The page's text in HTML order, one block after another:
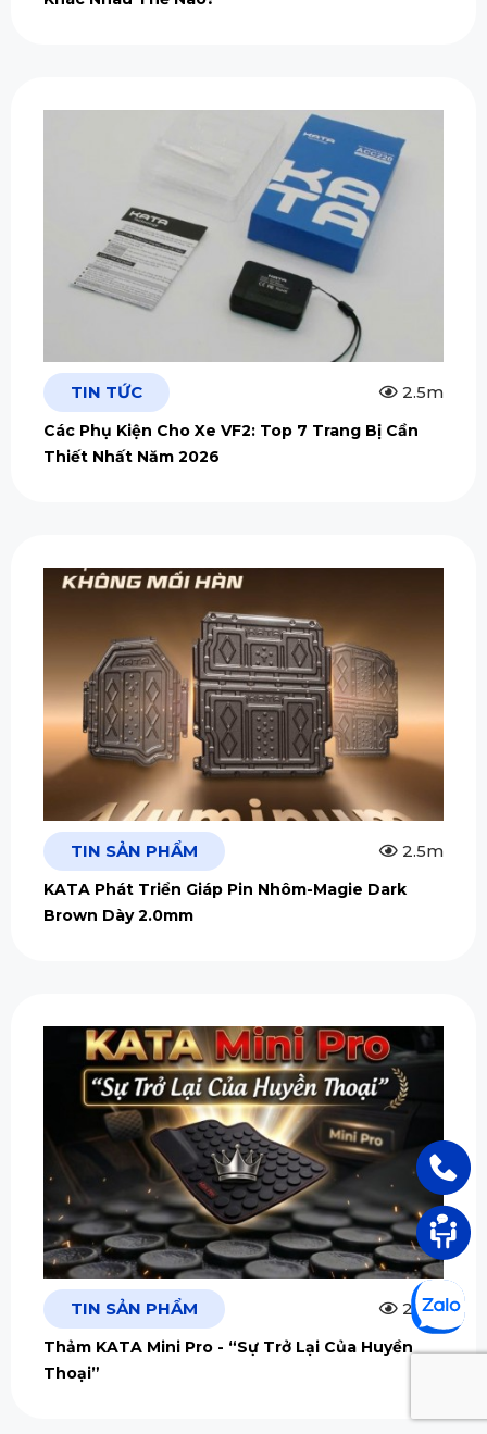
TIN TỨC 2.5m
Các Phụ Kiện Cho Xe VF2: Top 7 Trang Bị Cần
Thiết Nhất Năm 2026
TIN SẢN PHẨM 2.5m
KATA Phát Triển Giáp Pin Nhôm-Magie Dark
Brown Dày 2.0mm
TIN SẢN PHẨM 2.5m
Thảm KATA Mini Pro - “Sự Trở Lại Của Huyền
Thoại”